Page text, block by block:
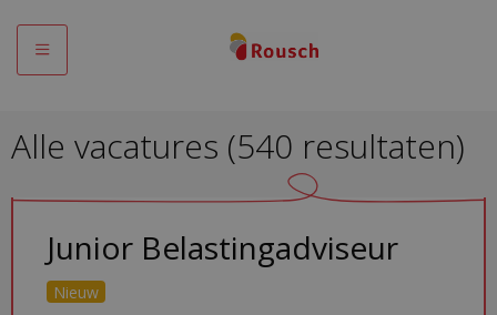
Menu
Alle vacatures (540 resultaten)
Junior Belastingadviseur
Nieuw